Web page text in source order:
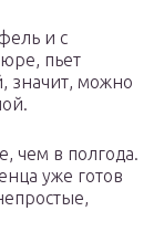
и с
пьет
значит, можно
чем в полгода.
уже готов